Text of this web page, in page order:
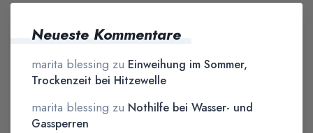
Neueste Kommentare
marita blessing zu Einweihung im Sommer,
Trockenzeit bei Hitzewelle
marita blessing zu Nothilfe bei Wasser- und
Gassperren